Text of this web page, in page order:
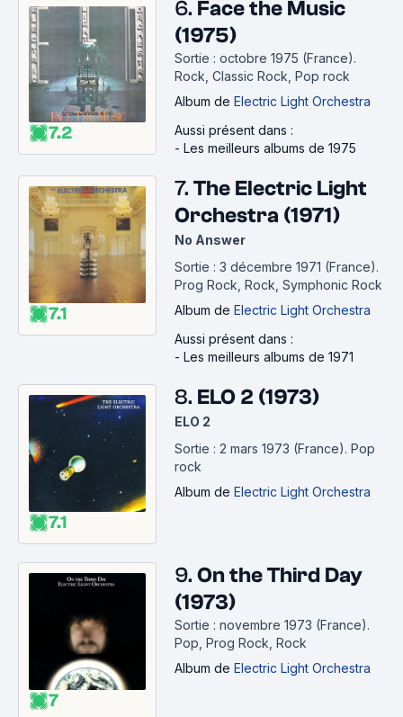
7.2
6. Face the Music
(1975)
Sortie : octobre 1975 (France).
Rock, Classic Rock, Pop rock
Album de Electric Light Orchestra
Aussi présent dans :
- Les meilleurs albums de 1975
7.1
7. The Electric Light
Orchestra (1971)
No Answer
Sortie : 3 décembre 1971 (France).
Prog Rock, Rock, Symphonic Rock
Album de Electric Light Orchestra
Aussi présent dans :
- Les meilleurs albums de 1971
7.1
8. ELO 2 (1973)
ELO 2
Sortie : 2 mars 1973 (France). Pop
rock
Album de Electric Light Orchestra
7
9. On the Third Day
(1973)
Sortie : novembre 1973 (France).
Pop, Prog Rock, Rock
Album de Electric Light Orchestra